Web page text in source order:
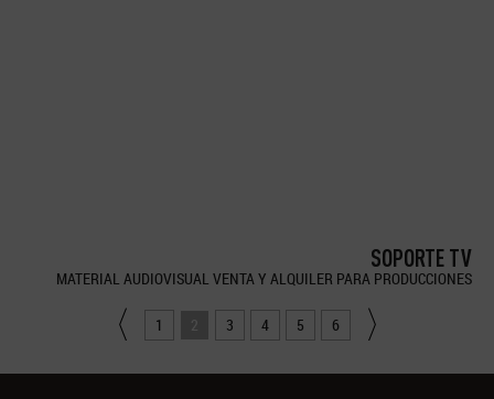
SOPORTE TV
MATERIAL AUDIOVISUAL VENTA Y ALQUILER PARA PRODUCCIONES
1 2 3 4 5 6